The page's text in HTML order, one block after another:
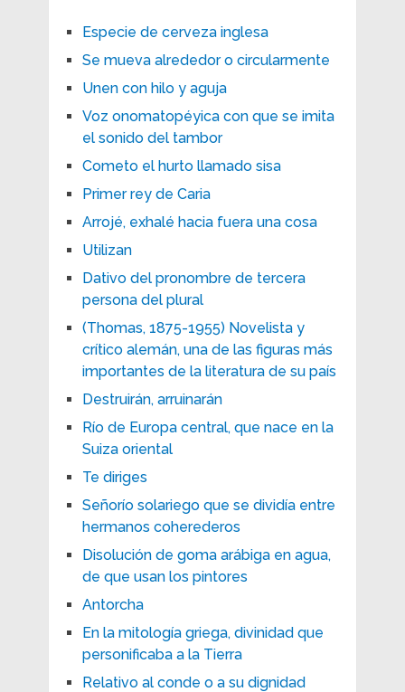
Especie de cerveza inglesa
Se mueva alrededor o circularmente
Unen con hilo y aguja
Voz onomatopéyica con que se imita
el sonido del tambor
Cometo el hurto llamado sisa
Primer rey de Caria
Arrojé, exhalé hacia fuera una cosa
Utilizan
Dativo del pronombre de tercera
persona del plural
(Thomas, 1875-1955) Novelista y
crítico alemán, una de las figuras más
importantes de la literatura de su país
Destruirán, arruinarán
Río de Europa central, que nace en la
Suiza oriental
Te diriges
Señorío solariego que se dividía entre
hermanos coherederos
Disolución de goma arábiga en agua,
de que usan los pintores
Antorcha
En la mitología griega, divinidad que
personificaba a la Tierra
Relativo al conde o a su dignidad